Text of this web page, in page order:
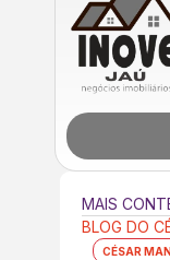
MAIS
BLOG DO
CÉSAR